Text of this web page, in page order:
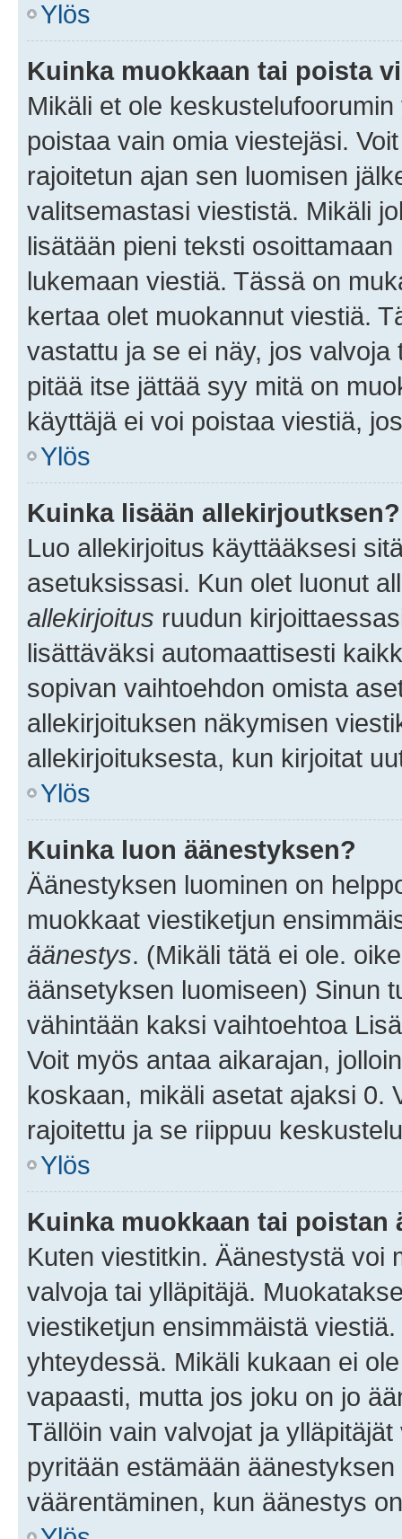
Ylös
Kuinka muokkaan tai poista
Mikäli et ole
poistaa vain omia viestejäsi.
rajoitetun ajan sen luomisen
valitsemastasi viestistä. Mikäli
lisätään pieni teksti
lukemaan viestiä. Tässä on
kertaa olet muokannut viestiä.
vastattu ja se ei näy, jos
pitää itse jättää syy mitä on
käyttäjä ei voi poistaa viestiä,
Ylös
Kuinka lisään allekirjoutksen?
Luo allekirjoitus käyttääksesi
asetuksissasi. Kun olet luonut
allekirjoitus ruudun
lisättäväksi automaattisesti
sopivan vaihtoehdon omista
allekirjoituksen näkymisen
allekirjoituksesta, kun kirjoitat
Ylös
Kuinka luon äänestyksen?
Äänestyksen luominen on
muokkaat viestiketjun
äänestys. (Mikäli tätä ei ole.
äänsetyksen luomiseen) Sinun
vähintään kaksi vaihtoehtoa
Voit myös antaa aikarajan,
koskaan, mikäli asetat ajaksi 0.
rajoitettu ja se riippuu
Ylös
Kuinka muokkaan tai poistan
Kuten viestitkin. Äänestystä voi
valvoja tai ylläpitäjä.
viestiketjun ensimmäistä
yhteydessä. Mikäli kukaan ei
vapaasti, mutta jos joku on jo
Tällöin vain valvojat ja
pyritään estämään
väärentäminen, kun äänestys